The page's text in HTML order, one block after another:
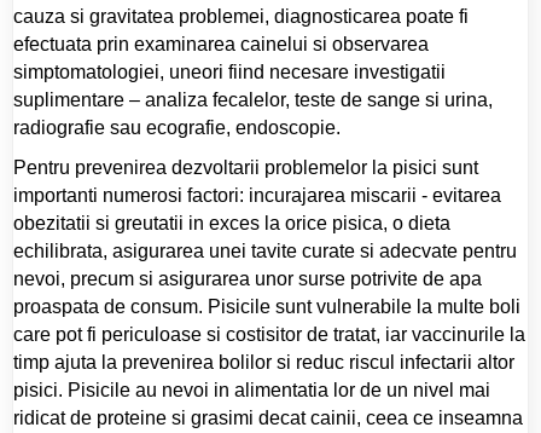
cauza si gravitatea problemei, diagnosticarea poate fi
efectuata prin examinarea cainelui si observarea
simptomatologiei, uneori fiind necesare investigatii
suplimentare – analiza fecalelor, teste de sange si urina,
radiografie sau ecografie, endoscopie.
Pentru prevenirea dezvoltarii problemelor la pisici sunt
importanti numerosi factori: incurajarea miscarii - evitarea
obezitatii si greutatii in exces la orice pisica, o dieta
echilibrata, asigurarea unei tavite curate si adecvate pentru
nevoi, precum si asigurarea unor surse potrivite de apa
proaspata de consum. Pisicile sunt vulnerabile la multe boli
care pot fi periculoase si costisitor de tratat, iar vaccinurile la
timp ajuta la prevenirea bolilor si reduc riscul infectarii altor
pisici. Pisicile au nevoi in alimentatia lor de un nivel mai
ridicat de proteine si grasimi decat cainii, ceea ce inseamna